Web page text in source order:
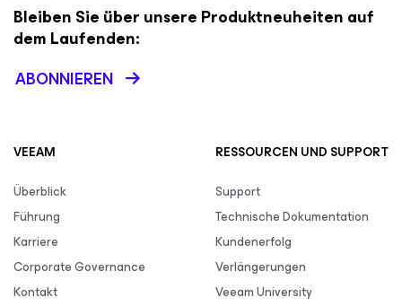
Bleiben Sie über unsere Produktneuheiten auf
dem Laufenden:
ABONNIEREN
VEEAM
Überblick
Führung
Karriere
Corporate Governance
Kontakt
RESSOURCEN UND SUPPORT
Support
Technische Dokumentation
Kundenerfolg
Verlängerungen
Veeam University